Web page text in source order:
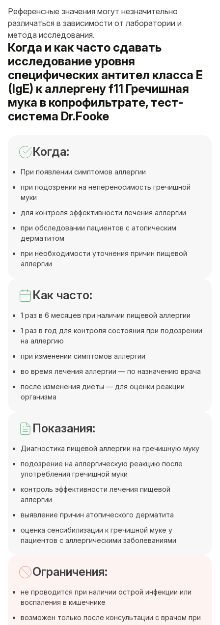
Референсные значения могут незначительно
различаться в зависимости от лаборатории и
метода исследования.
Когда и как часто сдавать
исследование уровня
специфических антител класса E
(IgE) к аллергену f11 Гречишная
мука в копрофильтрате, тест-
система Dr.Fooke
Когда:
При появлении симптомов аллергии
при подозрении на непереносимость гречишной
муки
для контроля эффективности лечения аллергии
при обследовании пациентов с атопическим
дерматитом
при необходимости уточнения причин пищевой
аллергии
Как часто:
1 раз в 6 месяцев при наличии пищевой аллергии
1 раз в год для контроля состояния при подозрении
на аллергию
при изменении симптомов аллергии
во время лечения аллергии — по назначению врача
после изменения диеты — для оценки реакции
организма
Показания:
Диагностика пищевой аллергии на гречишную муку
подозрение на аллергическую реакцию после
употребления гречишной муки
контроль эффективности лечения пищевой
аллергии
выявление причин атопического дерматита
оценка сенсибилизации к гречишной муке у
пациентов с аллергическими заболеваниями
Ограничения:
не проводится при наличии острой инфекции или
воспаления в кишечнике
возможен только после консультации с врачом при